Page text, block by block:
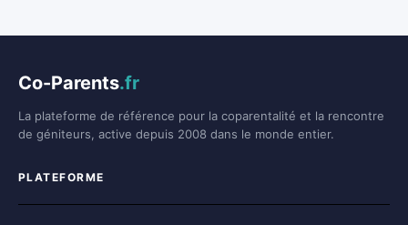
Co-Parents.fr
La plateforme de référence pour la coparentalité et la rencontre
de géniteurs, active depuis 2008 dans le monde entier.
PLATEFORME